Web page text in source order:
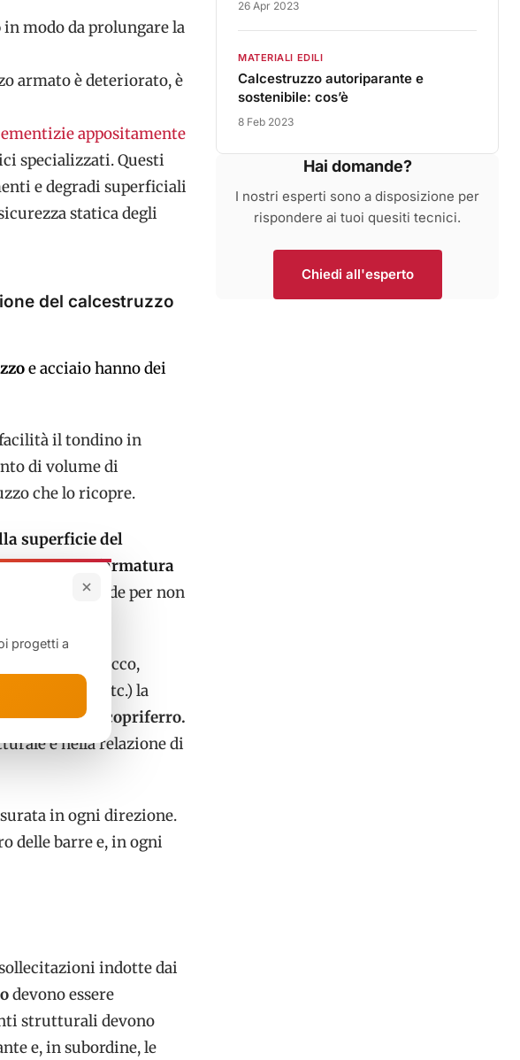
in modo da prolungare la
armato è deteriorato, è
appositamente
specializzati. Questi
e degradi superficiali
statica degli
del calcestruzzo
e acciaio hanno dei
facilità il tondino in
di volume di
che lo ricopre.
superficie del
proteggere l’armatura
troppo grande per non
di ambiente (secco,
aggressivo, etc.) la
minimi di copriferro.
e nella relazione di
in ogni direzione.
delle barre e, in ogni
indotte dai
devono essere
strutturali devono
e, in subordine, le
26 Apr 2023
MATERIALI EDILI
Calcestruzzo autoriparante e
sostenibile: cos’è
8 Feb 2023
Hai domande?
I nostri esperti sono a disposizione per
rispondere ai tuoi quesiti tecnici.
Chiedi all'esperto
progetti a